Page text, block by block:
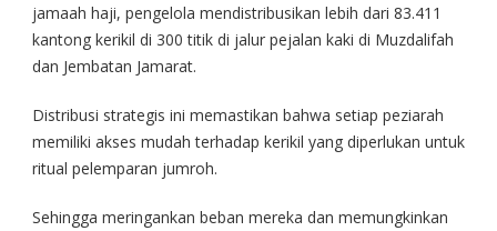
jamaah haji, pengelola mendistribusikan lebih dari 83.411
kantong kerikil di 300 titik di jalur pejalan kaki di Muzdalifah
dan Jembatan Jamarat.
Distribusi strategis ini memastikan bahwa setiap peziarah
memiliki akses mudah terhadap kerikil yang diperlukan untuk
ritual pelemparan jumroh.
Sehingga meringankan beban mereka dan memungkinkan